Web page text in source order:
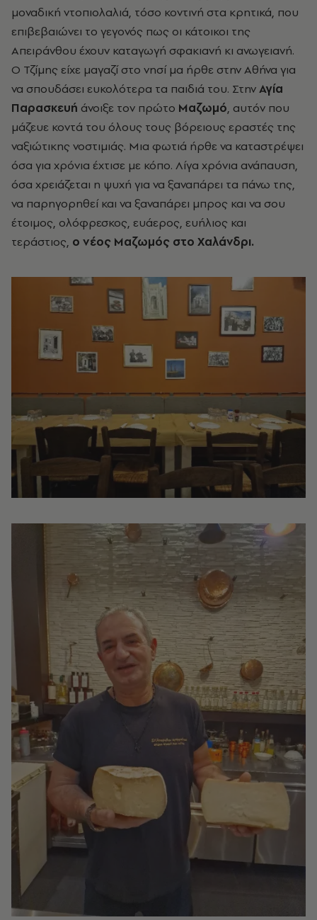
μοναδική ντοπιολαλιά, τόσο κοντινή στα κρητικά, που
επιβεβαιώνει το γεγονός πως οι κάτοικοι της
Απειράνθου έχουν καταγωγή σφακιανή κι ανωγειανή.
Ο Τζίμης είχε μαγαζί στο νησί μα ήρθε στην Αθήνα για
να σπουδάσει ευκολότερα τα παιδιά του. ΣτηνΑγία
Παρασκευή άνοιξε τον πρώτο Μαζωμό, αυτόν που
μάζευε κοντά του όλους τους βόρειους εραστές της
ναξιώτικης νοστιμιάς. Μια φωτιά ήρθε να καταστρέψει
όσα για χρόνια έχτισε με κόπο. Λίγα χρόνια ανάπαυση,
όσα χρειάζεται η ψυχή για να ξαναπάρει τα πάνω της,
να παρηγορηθεί και να ξαναπάρει μπρος και να σου
έτοιμος, ολόφρεσκος, ευάερος, ευήλιος και
τεράστιος, ο νέος Μαζωμός στο Χαλάνδρι.